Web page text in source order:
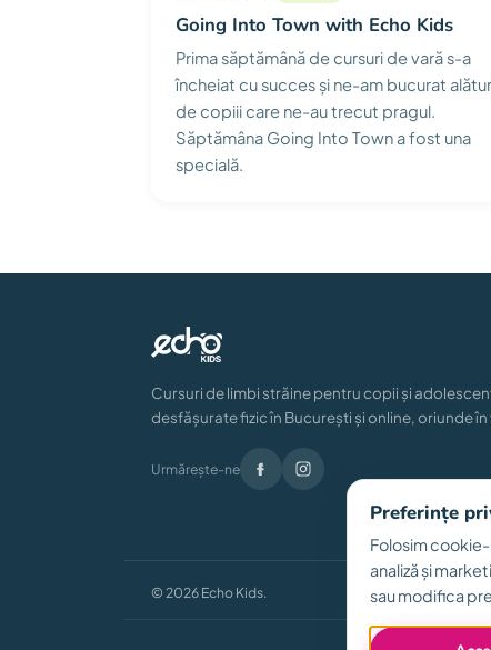
Going Into Town with Echo Kids
Prima săptămână de cursuri de vară s-a
încheiat cu succes și ne-am bucurat
de copiii care ne-au trecut pragul.
Săptămâna Going Into Town a fost una
specială.
Cursuri de limbi străine pentru copii și
desfășurate fizic în București și online, oriunde în
Urmărește-ne
© 2026 Echo Kids.
Preferințe
Folosim
analiză și
sau modifica